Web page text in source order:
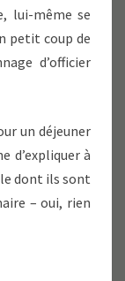
lui-même se
petit coup de
d’officier
un déjeuner
d’expliquer à
dont ils sont
– oui, rien